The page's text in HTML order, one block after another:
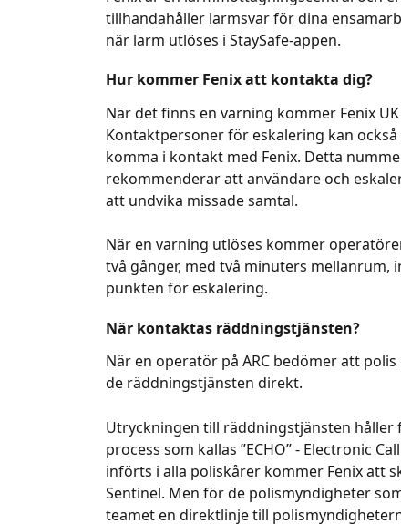
tillhandahåller larmsvar för dina
när larm utlöses i StaySafe-appen.
Hur kommer Fenix att kontakta dig?
När det finns en varning kommer Fenix
Kontaktpersoner för eskalering kan
komma i kontakt med Fenix. Detta
rekommenderar att användare och
att undvika missade samtal.
När en varning utlöses kommer
två gånger, med två minuters
punkten för eskalering.
När kontaktas räddningstjänsten?
När en operatör på ARC bedömer att
de räddningstjänsten direkt.
Utryckningen till räddningstjänsten håller
process som kallas ”ECHO” - Electronic
införts i alla poliskårer kommer Fenix att
Sentinel. Men för de polismyndigheter
teamet en direktlinje till